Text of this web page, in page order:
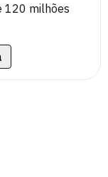
120 milhões